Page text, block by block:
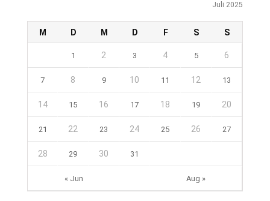
Juli 2025
M D M D F S S
« Jun Aug »
1 2 3 4 5 6
7 8 9 10 11 12 13
14 15 16 17 18 19 20
21 22 23 24 25 26 27
28 29 30 31